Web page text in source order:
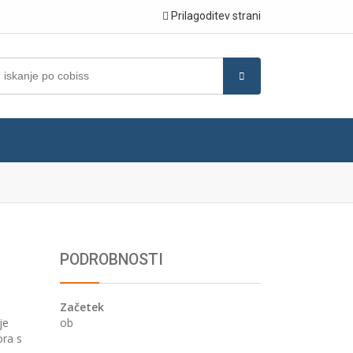
Prilagoditev strani
s
PODROBNOSTI
Začetek
ob